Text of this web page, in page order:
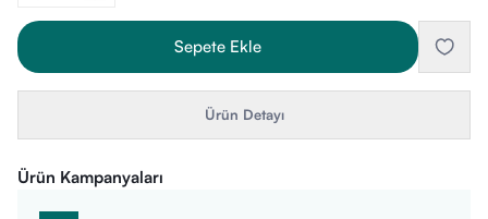
Sepete Ekle
Ürün Detayı
Ürün Kampanyaları